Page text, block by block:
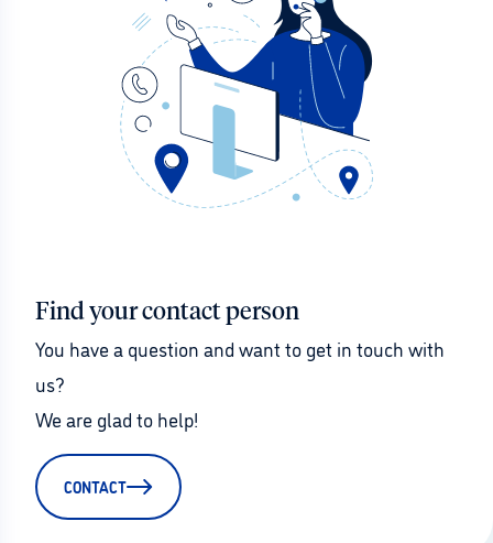
Find your contact person
You have a question and want to get in touch with
us?
We are glad to help!
CONTACT